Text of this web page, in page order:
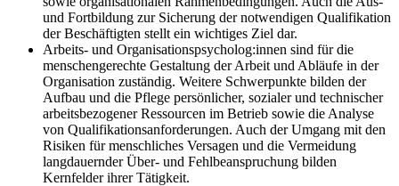
und Fortbildung zur Sicherung der notwendigen Qualifikation
der Beschäftigten stellt ein wichtiges Ziel dar.
Arbeits- und Organisationspsycholog:innen sind für die
menschengerechte Gestaltung der Arbeit und Abläufe in der
Organisation zuständig. Weitere Schwerpunkte bilden der
Aufbau und die Pflege persönlicher, sozialer und technischer
arbeitsbezogener Ressourcen im Betrieb sowie die Analyse
von Qualifikationsanforderungen. Auch der Umgang mit den
Risiken für menschliches Versagen und die Vermeidung
langdauernder Über- und Fehlbeanspruchung bilden
Kernfelder ihrer Tätigkeit.